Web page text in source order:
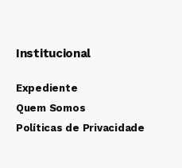
Institucional
Expediente
Quem Somos
Políticas de Privacidade